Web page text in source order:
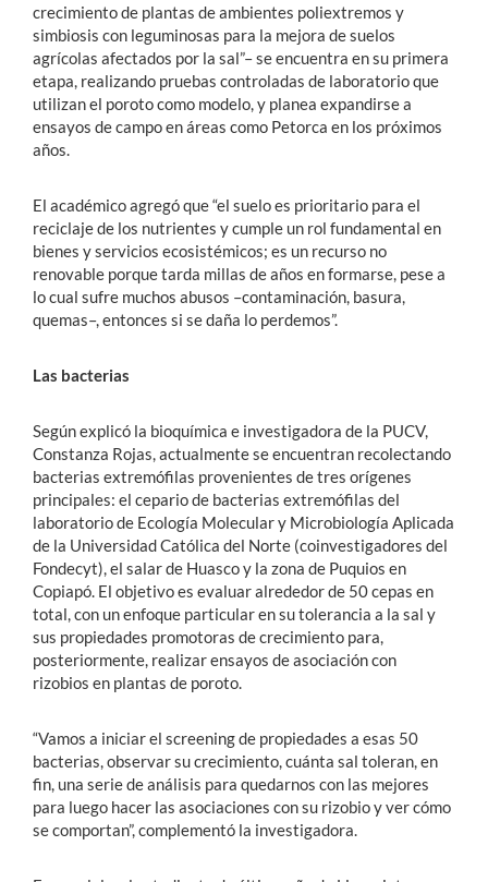
crecimiento de plantas de ambientes poliextremos y
simbiosis con leguminosas para la mejora de suelos
agrícolas afectados por la sal”– se encuentra en su primera
etapa, realizando pruebas controladas de laboratorio que
utilizan el poroto como modelo, y planea expandirse a
ensayos de campo en áreas como Petorca en los próximos
años.
El académico agregó que “el suelo es prioritario para el
reciclaje de los nutrientes y cumple un rol fundamental en
bienes y servicios ecosistémicos; es un recurso no
renovable porque tarda millas de años en formarse, pese a
lo cual sufre muchos abusos –contaminación, basura,
quemas–, entonces si se daña lo perdemos”.
Las bacterias
Según explicó la bioquímica e investigadora de la PUCV,
Constanza Rojas, actualmente se encuentran recolectando
bacterias extremófilas provenientes de tres orígenes
principales: el cepario de bacterias extremófilas del
laboratorio de Ecología Molecular y Microbiología Aplicada
de la Universidad Católica del Norte (coinvestigadores del
Fondecyt), el salar de Huasco y la zona de Puquios en
Copiapó. El objetivo es evaluar alrededor de 50 cepas en
total, con un enfoque particular en su tolerancia a la sal y
sus propiedades promotoras de crecimiento para,
posteriormente, realizar ensayos de asociación con
rizobios en plantas de poroto.
“Vamos a iniciar el screening de propiedades a esas 50
bacterias, observar su crecimiento, cuánta sal toleran, en
fin, una serie de análisis para quedarnos con las mejores
para luego hacer las asociaciones con su rizobio y ver cómo
se comportan”, complementó la investigadora.